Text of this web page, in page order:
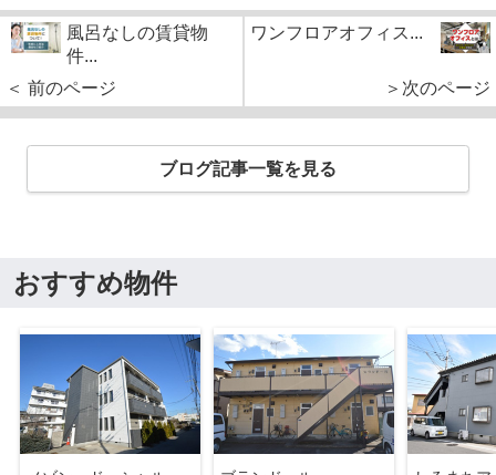
風呂なしの賃貸物
件...
＜ 前のページ
ワンフロアオフィス...
＞次のページ
ブログ記事一覧を見る
おすすめ物件